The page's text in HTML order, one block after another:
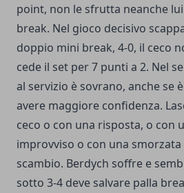
point, non le sfrutta neanche
break. Nel gioco decisivo
doppio mini break, 4-0, il ceco
cede il set per 7 punti a 2. Nel
al servizio è sovrano, anche se
avere maggiore confidenza.
ceco o con una risposta, o con
improvviso o con una
scambio. Berdych soffre e
sotto 3-4 deve salvare palla